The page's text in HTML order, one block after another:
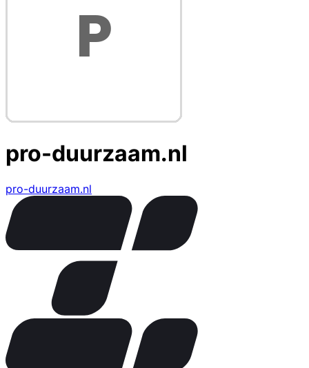
pro-duurzaam.nl
pro-duurzaam.nl